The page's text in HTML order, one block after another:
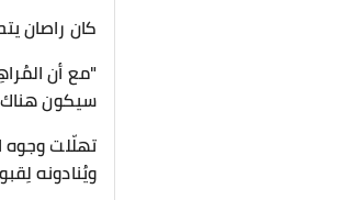
كان راصان
"مع أن
سيكون هناك
تهلّلت وجوه
ويُنادونه